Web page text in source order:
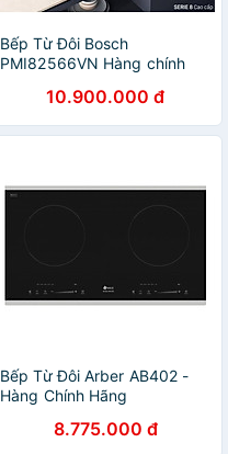
Bếp Từ Đôi Bosch
PMI82566VN Hàng chính
10.900.000 đ
Bếp Từ Đôi Arber AB402 -
Hàng Chính Hãng
8.775.000 đ